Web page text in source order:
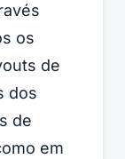
os
de
dos
de
em